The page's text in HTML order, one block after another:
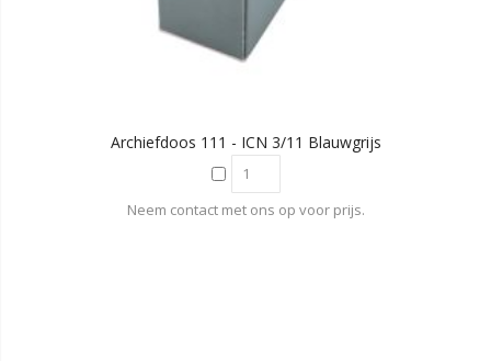
Archiefdoos 111 - ICN 3/11 Blauwgrijs
Neem contact met ons op voor prijs.